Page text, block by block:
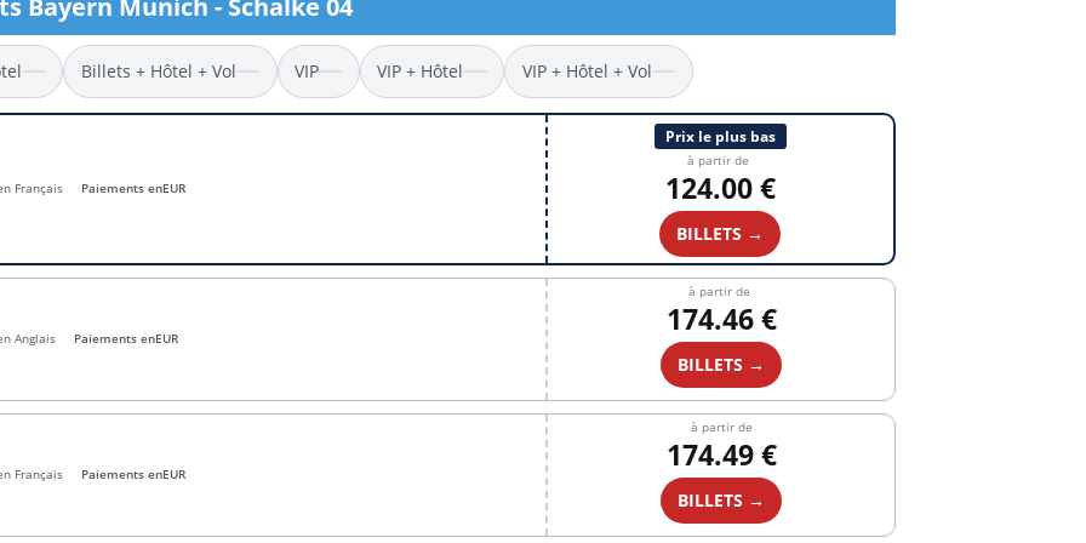
Billets Coupe d’Asie 2027
Billets Euro 2028
Billets Copa América
Billets + Hôtel + Vol VIP VIP + Hôtel VIP + Hôtel + Vol
Français Paiements enEUR
Prix le plus bas
à partir de
124.00 €
BILLETS →
Anglais Paiements enEUR
à partir de
174.46 €
BILLETS →
Français Paiements enEUR
à partir de
174.49 €
BILLETS →